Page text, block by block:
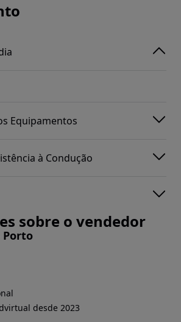
Equipamentos
à Condução
sobre o vendedor
Porto
desde 2023